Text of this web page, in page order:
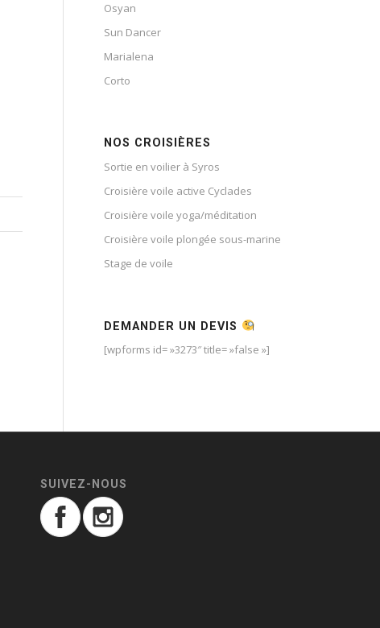
Osyan
Sun Dancer
Marialena
Corto
NOS CROISIÈRES
Sortie en voilier à Syros
Croisière voile active Cyclades
Croisière voile yoga/méditation
Croisière voile plongée sous-marine
Stage de voile
DEMANDER UN DEVIS
[wpforms id= »3273″ title= »false »]
SUIVEZ-NOUS